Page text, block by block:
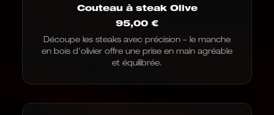
Couteau à steak Olive
95,00 €
Découpe les steaks avec précision – le manche
en bois d'olivier offre une prise en main agréable
et équilibrée.